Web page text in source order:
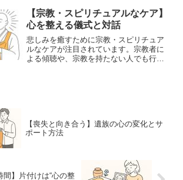
【宗教・スピリチュアルなケア】
心を整える儀式と対話
悲しみを癒すために宗教・スピリチュア
ルなケアが注目されています。宗教者に
よる傾聴や、宗教を持たない人でも行え
【喪失と向き合う】遺族の心の変化とサ
ポート方法
間】片付けは“心の整